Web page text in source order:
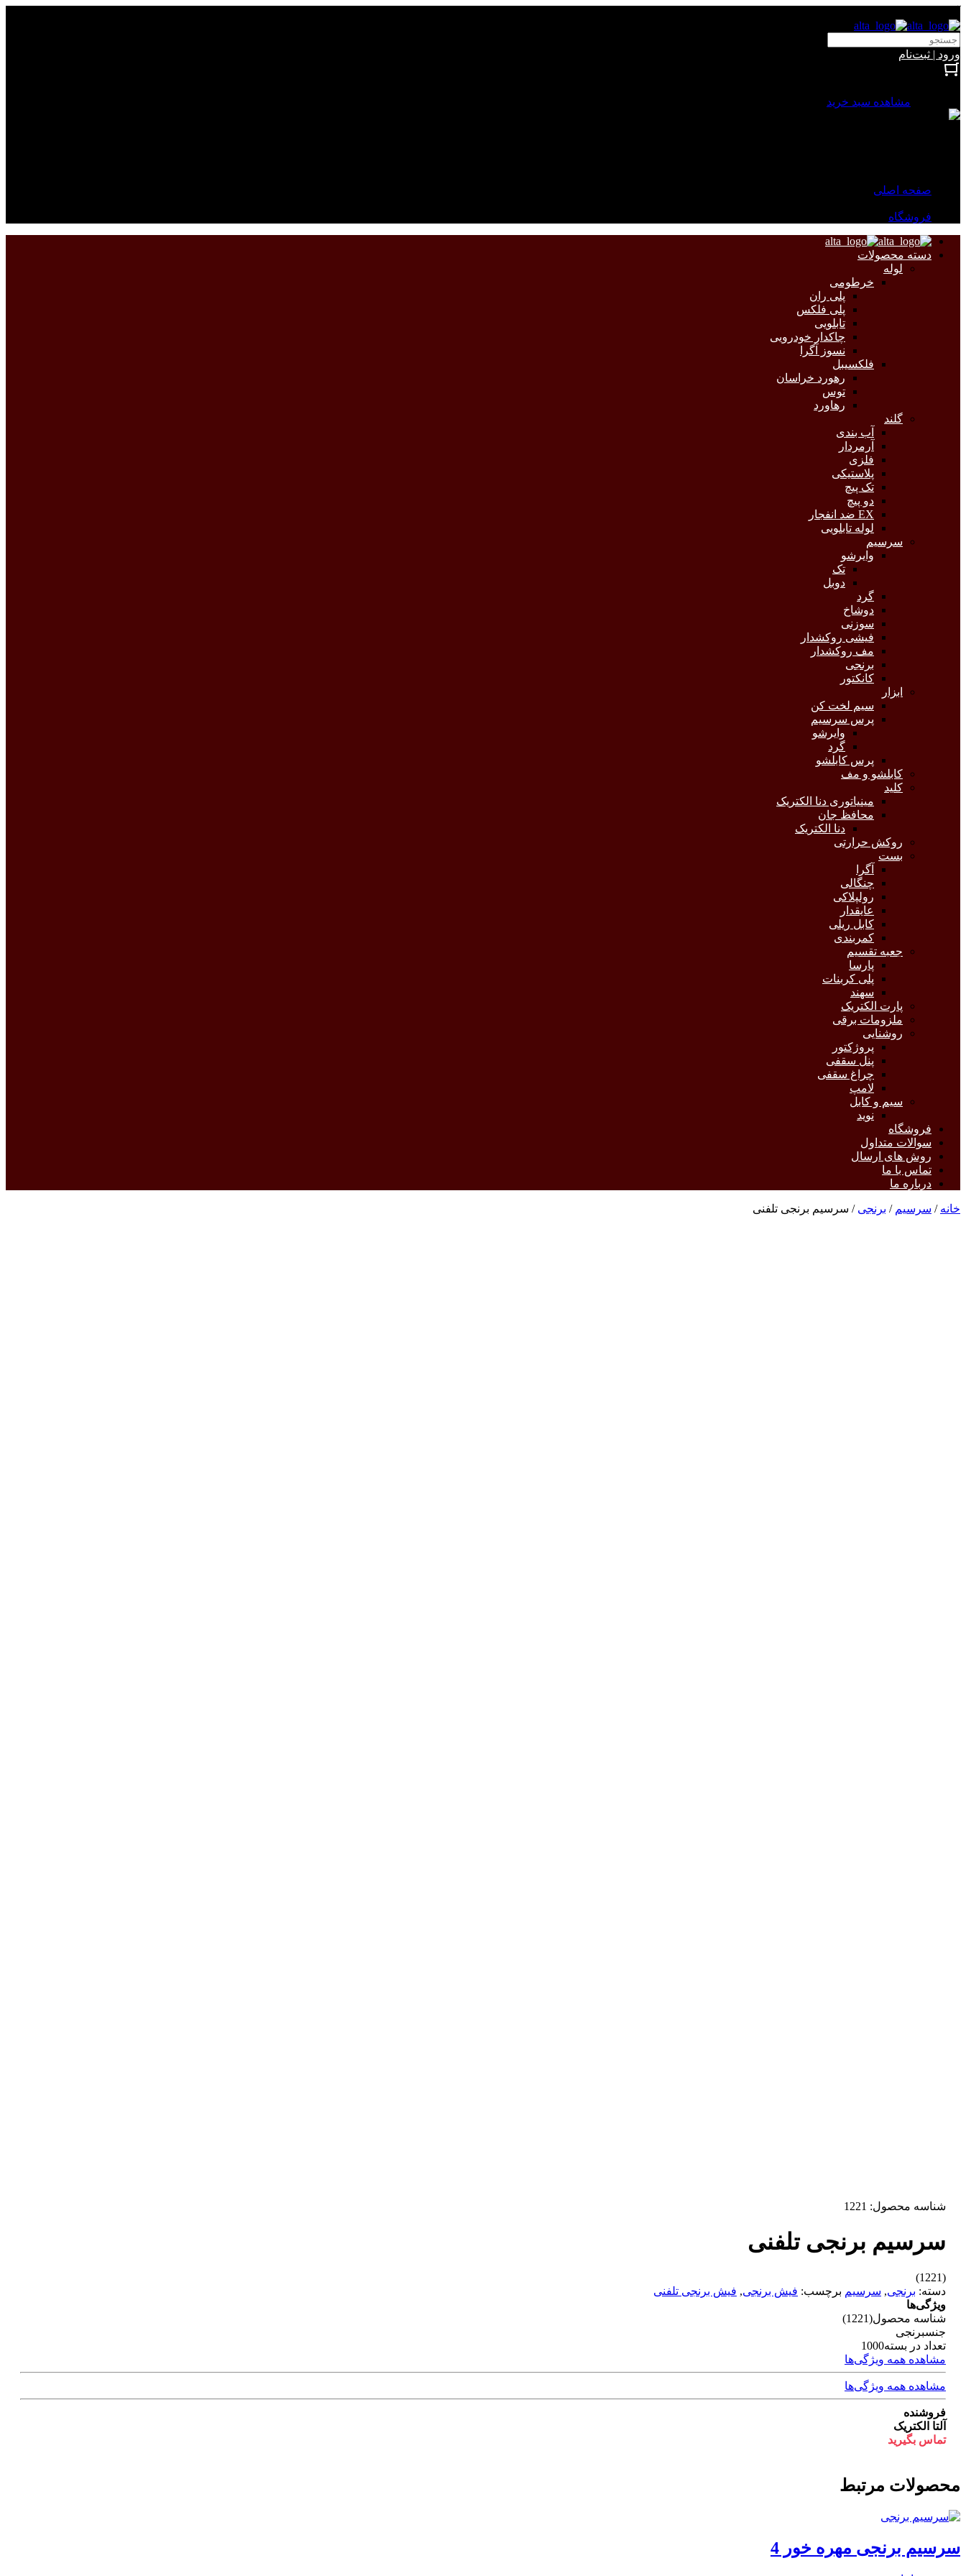
ورود | ثبت‌نام
مشاهده سبد خرید
صفحه اصلی
فروشگاه
دسته محصولات
لوله
خرطومی
پلی ران
پلی فلکس
تابلویی
چاکدار خودرویی
نسوز آگرا
فلکسیبل
رهورد خراسان
توس
رهاورد
گلند
آب بندی
آرمردار
فلزی
پلاستیکی
تک پیچ
دو پیچ
EX ضد انفجار
لوله تابلویی
سرسیم
وایرشو
تک
دوبل
گرد
دوشاخ
سوزنی
فیشی روکشدار
مف روکشدار
برنجی
کانکتور
ابزار
سیم لخت کن
پرس سرسیم
وایرشو
گرد
پرس کابلشو
کابلشو و مف
کلید
مینیاتوری دنا الکتریک
محافظ جان
دنا الکتریک
روکش حرارتی
بست
آگرا
چنگالی
رولپلاکی
عایقدار
کابل ریلی
کمربندی
جعبه تقسیم
پارسا
پلی کربنات
سهند
پارت الکتریک
ملزومات برقی
روشنایی
پروژکتور
پنل سقفی
چراغ سقفی
لامپ
سیم و کابل
نوید
فروشگاه
سوالات متداول
روش های ارسال
تماس با ما
درباره ما
خانه / سرسیم / برنجی / سرسیم برنجی تلفنی
شناسه محصول: 1221
سرسیم برنجی تلفنی
(1221)
دسته: برنجی, سرسیم برچسب: فیش برنجی, فیش برنجی تلفنی
ویژگی‌ها
شناسه محصول(1221)
جنسبرنجی
تعداد در بسته1000
مشاهده همه ویژگی‌ها
مشاهده همه ویژگی‌ها
فروشنده
آلتا الکتریک
تماس بگیرید
محصولات مرتبط
سرسیم برنجی مهره خور 4